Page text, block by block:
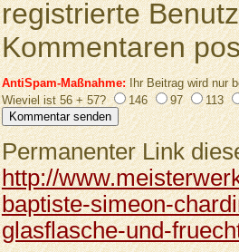
registrierte
Kommentaren
AntiSpam-Maßnahme:Ihr Beitrag wird nur
Wieviel ist 56 + 57?
146 97 113
Permanenter Link
http://
baptiste-simeon-
glasflasche-und-